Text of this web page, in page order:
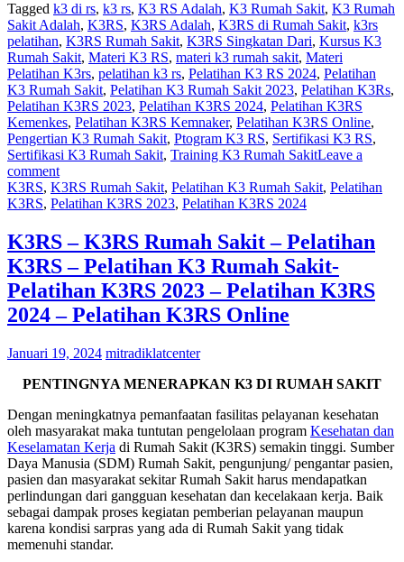
Tagged k3 di rs, k3 rs, K3 RS Adalah, K3 Rumah Sakit, K3 Rumah
Sakit Adalah, K3RS, K3RS Adalah, K3RS di Rumah Sakit, k3rs
pelatihan, K3RS Rumah Sakit, K3RS Singkatan Dari, Kursus K3
Rumah Sakit, Materi K3 RS, materi k3 rumah sakit, Materi
Pelatihan K3rs, pelatihan k3 rs, Pelatihan K3 RS 2024, Pelatihan
K3 Rumah Sakit, Pelatihan K3 Rumah Sakit 2023, Pelatihan K3Rs,
Pelatihan K3RS 2023, Pelatihan K3RS 2024, Pelatihan K3RS
Kemenkes, Pelatihan K3RS Kemnaker, Pelatihan K3RS Online,
Pengertian K3 Rumah Sakit, Ptogram K3 RS, Sertifikasi K3 RS,
Sertifikasi K3 Rumah Sakit, Training K3 Rumah SakitLeave a
comment
K3RS, K3RS Rumah Sakit, Pelatihan K3 Rumah Sakit, Pelatihan
K3RS, Pelatihan K3RS 2023, Pelatihan K3RS 2024
K3RS – K3RS Rumah Sakit – Pelatihan
K3RS – Pelatihan K3 Rumah Sakit-
Pelatihan K3RS 2023 – Pelatihan K3RS
2024 – Pelatihan K3RS Online
Januari 19, 2024 mitradiklatcenter
PENTINGNYA MENERAPKAN K3 DI RUMAH SAKIT
Dengan meningkatnya pemanfaatan fasilitas pelayanan kesehatan
oleh masyarakat maka tuntutan pengelolaan program Kesehatan dan
Keselamatan Kerja di Rumah Sakit (K3RS) semakin tinggi. Sumber
Daya Manusia (SDM) Rumah Sakit, pengunjung/ pengantar pasien,
pasien dan masyarakat sekitar Rumah Sakit harus mendapatkan
perlindungan dari gangguan kesehatan dan kecelakaan kerja. Baik
sebagai dampak proses kegiatan pemberian pelayanan maupun
karena kondisi sarpras yang ada di Rumah Sakit yang tidak
memenuhi standar.